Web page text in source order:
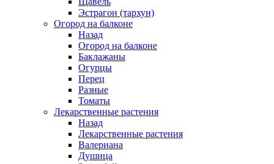
Эстрагон (тархун)
Огород на балконе
Назад
Огород на балконе
Баклажаны
Огурцы
Перец
Разные
Томаты
Лекарственные растения
Назад
Лекарственные растения
Валериана
Душица